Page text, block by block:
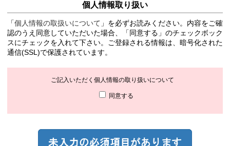
個人情報取り扱い
「個人情報の取扱いについて 」を必ずお読みください。内容をご確
認のうえ同意していただいた場合、「同意する」のチェックボック
スにチェックを入れて下さい。ご登録される情報は、暗号化された
通信(SSL)で保護されています。
ご記入いただく個人情報の取り扱いについて
同意する